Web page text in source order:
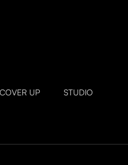
COVER UP STUDIO